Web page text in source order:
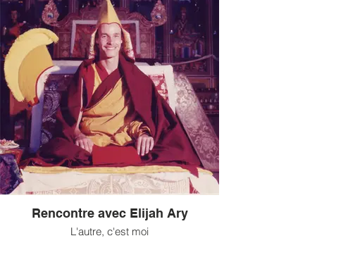
Lama Thoubten Yéshé (1935-1984), né au
Tibet, intègre à l’âge de six ans l’Université
monastique de Sera où il étudie jusqu’en 1959.
Avec lama Thoubten Zopa Rinpoché, en 1974,
les deux maîtres commencent à faire le tour du
monde et à enseigner en Occident, ce qui
amènera finalement à la création de la
Fondation pour la préservation de la tradition
Mahayana (...)
Rencontre avec Elijah Ary
L'autre, c'est moi